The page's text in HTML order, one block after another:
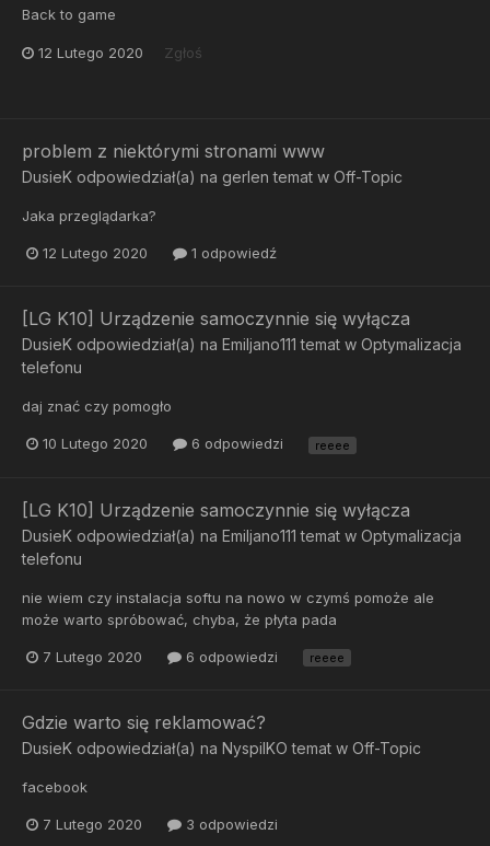
Back to game
12 Lutego 2020 Zgłoś
problem z niektórymi stronami www
DusieK odpowiedział(a) na gerlen temat w Off-Topic
Jaka przeglądarka?
12 Lutego 2020 1 odpowiedź
[LG K10] Urządzenie samoczynnie się wyłącza
DusieK odpowiedział(a) na Emiljano111 temat w Optymalizacja
telefonu
daj znać czy pomogło
10 Lutego 2020 6 odpowiedzi reeee
[LG K10] Urządzenie samoczynnie się wyłącza
DusieK odpowiedział(a) na Emiljano111 temat w Optymalizacja
telefonu
nie wiem czy instalacja softu na nowo w czymś pomoże ale
może warto spróbować, chyba, że płyta pada
7 Lutego 2020 6 odpowiedzi reeee
Gdzie warto się reklamować?
DusieK odpowiedział(a) na NyspilKO temat w Off-Topic
facebook
7 Lutego 2020 3 odpowiedzi